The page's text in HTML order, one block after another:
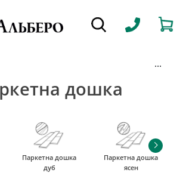
...
дошка
Паркетна дошка
дуб
Паркетна дошка
ясен